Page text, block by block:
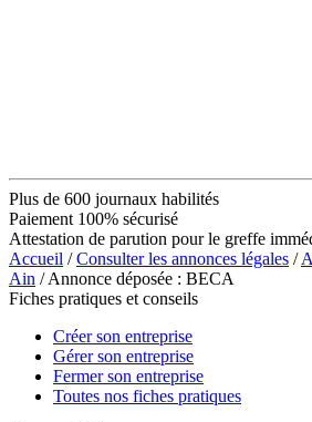
Plus de 600 journaux habilités
Paiement 100% sécurisé
Attestation de parution pour le greffe
Accueil /Consulter les annonces légales /
Ain / Annonce déposée : BECA
Fiches pratiques et conseils
Créer son entreprise
Gérer son entreprise
Fermer son entreprise
Toutes nos fiches pratiques